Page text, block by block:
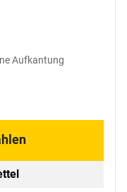
Aufkantung